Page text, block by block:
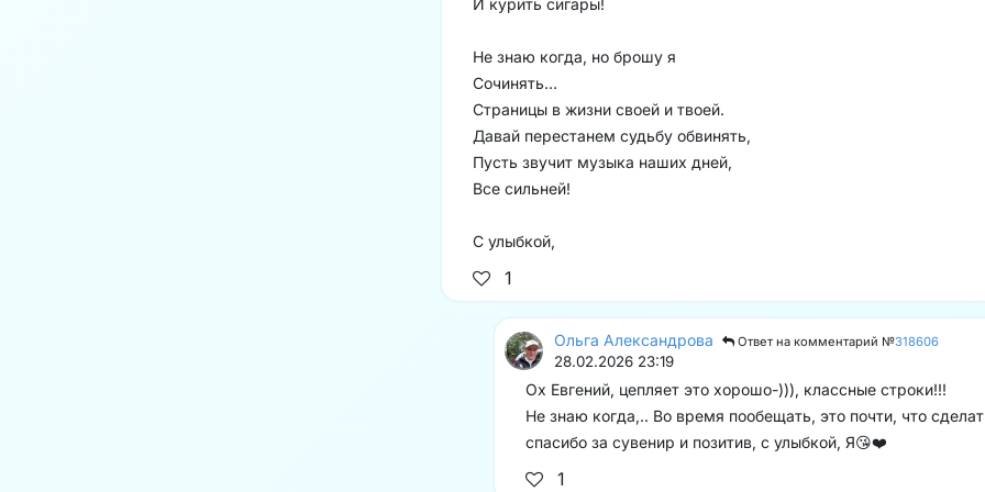
И курить сигары!
Не знаю когда, но брошу я
Сочинять…
Страницы в жизни своей и твоей.
Давай перестанем судьбу обвинять,
Пусть звучит музыка наших дней,
Все сильней!
С улыбкой,
1
Ольга Александрова Ответ на комментарий №318606
28.02.2026 23:19
Ох Евгений, цепляет это хорошо-))), классные строки!!!
Не знаю когда,.. Во время пообещать, это почти, что
спасибо за сувенир и позитив, с улыбкой, Я😘❤️
1